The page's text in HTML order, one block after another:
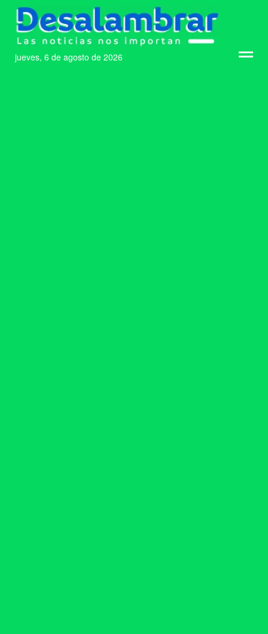
jueves, 6 de agosto de 2026